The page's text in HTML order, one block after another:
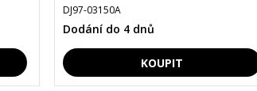
DJ97-03150A
Dodání do 4 dnů